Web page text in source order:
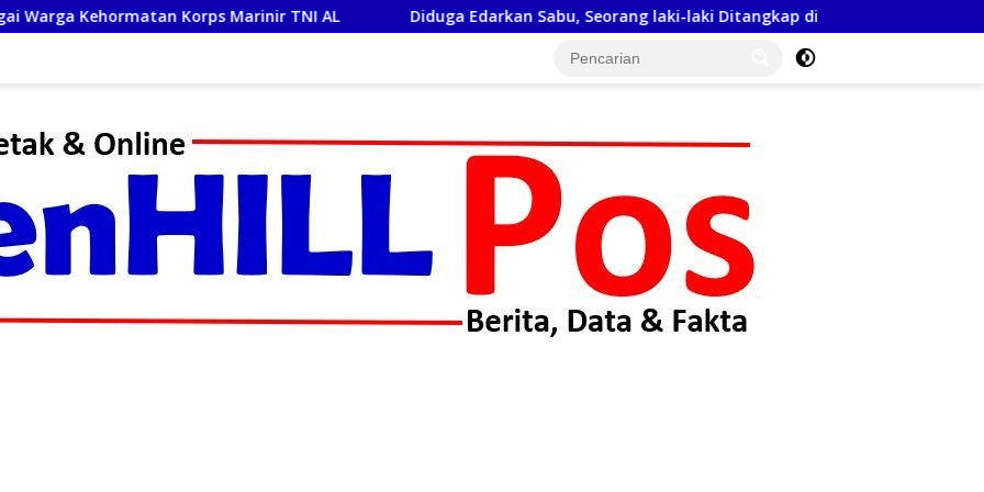
Marinir TNI AL Diduga Edarkan Sabu, Seorang laki-laki Ditangkap di Rumah Kosong, Polisi Sita Timbangan Digital